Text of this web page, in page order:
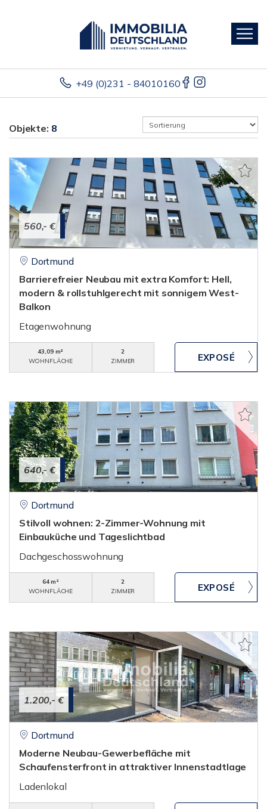
+49 (0)231 - 84010160
Objekte: 8
560,- €
Dortmund
Barrierefreier Neubau mit extra Komfort: Hell,
modern & rollstuhlgerecht mit sonnigem West-
Balkon
Etagenwohnung
43,09 m²
WOHNFLÄCHE
2
ZIMMER
640,- €
Dortmund
Stilvoll wohnen: 2-Zimmer-Wohnung mit
Einbauküche und Tageslichtbad
Dachgeschosswohnung
64 m²
WOHNFLÄCHE
2
ZIMMER
1.200,- €
Dortmund
Moderne Neubau-Gewerbefläche mit
Schaufensterfront in attraktiver Innenstadtlage
Ladenlokal